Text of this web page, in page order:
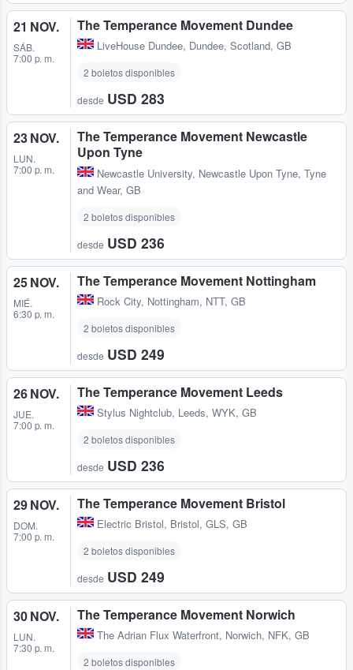
21 NOV.
SÁB.
7:00 p. m.
The Temperance Movement Dundee
LiveHouse Dundee, Dundee, Scotland, GB
2 boletos disponibles
desde USD 283
23 NOV.
LUN.
7:00 p. m.
The Temperance Movement Newcastle
Upon Tyne
Newcastle University, Newcastle Upon Tyne, Tyne
and Wear, GB
2 boletos disponibles
desde USD 236
25 NOV.
MIÉ.
6:30 p. m.
The Temperance Movement Nottingham
Rock City, Nottingham, NTT, GB
2 boletos disponibles
desde USD 249
26 NOV.
JUE.
7:00 p. m.
The Temperance Movement Leeds
Stylus Nightclub, Leeds, WYK, GB
2 boletos disponibles
desde USD 236
29 NOV.
DOM.
7:00 p. m.
The Temperance Movement Bristol
Electric Bristol, Bristol, GLS, GB
2 boletos disponibles
desde USD 249
30 NOV.
LUN.
7:30 p. m.
The Temperance Movement Norwich
The Adrian Flux Waterfront, Norwich, NFK, GB
2 boletos disponibles